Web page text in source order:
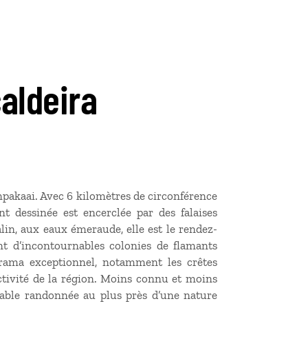
Avec 6 kilomètres de circonférence
dessinée est encerclée par des falaises
aux eaux émeraude, elle est le rendez-
d’incontournables colonies de flamants
exceptionnel, notamment les crêtes
de la région. Moins connu et moins
randonnée au plus près d’une nature